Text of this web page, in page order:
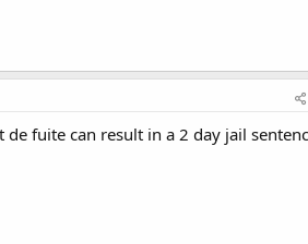
fuite can result in a 2 day jail